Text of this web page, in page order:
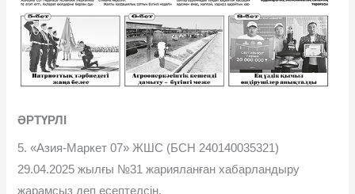
ӘРТҮРЛІ
5. «Азия-Маркет 07» ЖШС (БСН 240140035321)
29.04.2025 жылғы №31 жарияланған хабарландыру
жарамсыз деп есептелсін.